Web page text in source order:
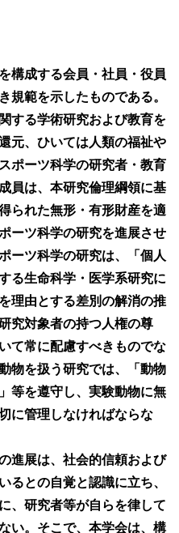
構成する会員・社員・役員
規範を示したものである。
する学術研究および教育を
元、ひいては人類の福祉や
ポーツ科学の研究者・教育
員は、本研究倫理綱領に基
られた無形・有形財産を適
ーツ科学の研究を進展させ
ーツ科学の研究は、「個人
る生命科学・医学系研究に
理由とする差別の解消の推
究対象者の持つ人権の尊
て常に配慮すべきものでな
物を扱う研究では、「動物
等を遵守し、実験動物に無
に管理しなければならな
進展は、社会的信頼および
るとの自覚と認識に立ち、
、研究者等が自らを律して
い。そこで、本学会は、構